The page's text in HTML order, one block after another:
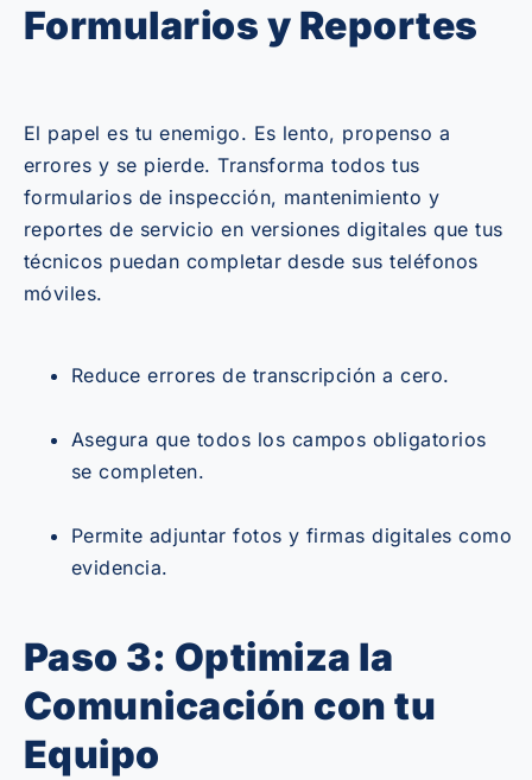
Formularios y Reportes
El papel es tu enemigo. Es lento, propenso a
errores y se pierde. Transforma todos tus
formularios de inspección, mantenimiento y
reportes de servicio en versiones digitales que tus
técnicos puedan completar desde sus teléfonos
móviles.
Reduce errores de transcripción a cero.
Asegura que todos los campos obligatorios
se completen.
Permite adjuntar fotos y firmas digitales como
evidencia.
Paso 3: Optimiza la
Comunicación con tu
Equipo